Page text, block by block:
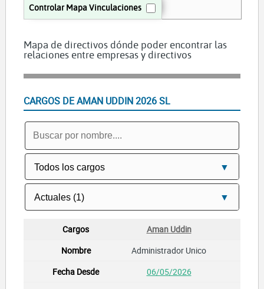
Controlar Mapa Vinculaciones
Mapa de directivos dónde poder encontrar las
relaciones entre empresas y directivos
CARGOS DE AMAN UDDIN 2026 SL
Aman Uddin
Administrador Unico
06/05/2026